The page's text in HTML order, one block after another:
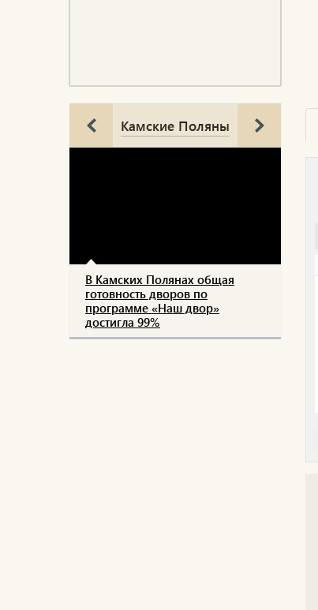
Камские Поляны
В Камских Полянах общая
готовность дворов по
программе «Наш двор»
достигла 99%